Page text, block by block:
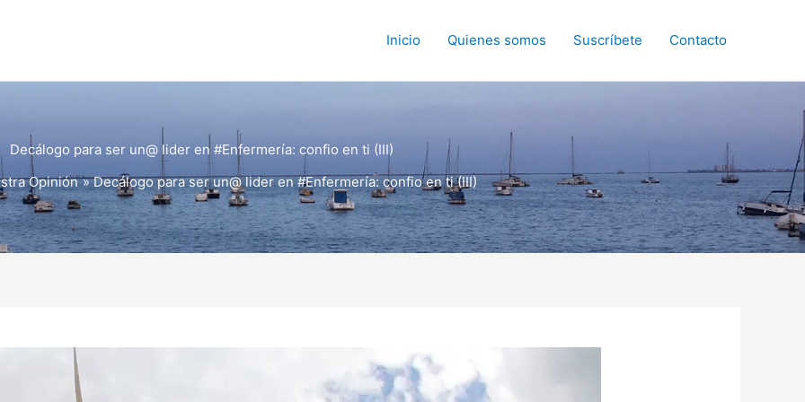
Inicio Quienes somos Suscríbete Contacto
Decálogo para ser un@ lider en #Enfermería: confio en ti (III)
Opinión Decálogo para ser un@ lider en #Enfermería: confio en ti (III)